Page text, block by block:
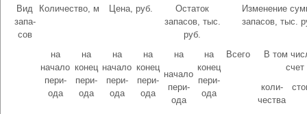
Вид
запа­
сов
Количество, м Цена, руб.
Остаток
запасов, тыс.
руб.
Изменение
запасов, тыс.
на
начало
пери­
ода
на
конец
пери­
ода
на
начало
пери­
ода
на
конец
пери­
ода
на
начало
пери­
ода
на
конец
пери­
ода
Всего
В том
счет
коли­
чества